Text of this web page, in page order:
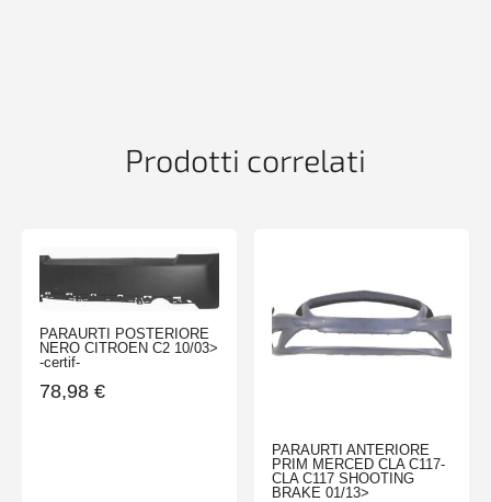
Prodotti correlati
PARAURTI POSTERIORE
NERO CITROEN C2 10/03>
-certif-
78,98 €
PARAURTI ANTERIORE
PRIM MERCED CLA C117-
CLA C117 SHOOTING
BRAKE 01/13>